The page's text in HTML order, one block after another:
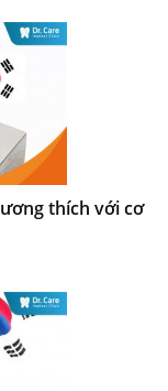
thích với cơ